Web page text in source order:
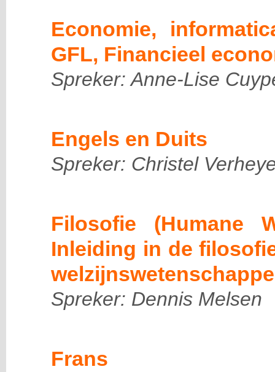
Economie,
GFL, Financieel
Spreker: Anne-Lise
Engels en Duits
Spreker: Christel
Filosofie (Humane
Inleiding in de
Spreker: Dennis Melsen
Frans